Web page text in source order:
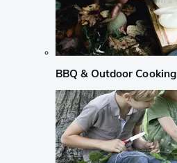
BBQ & Outdoor Cooking